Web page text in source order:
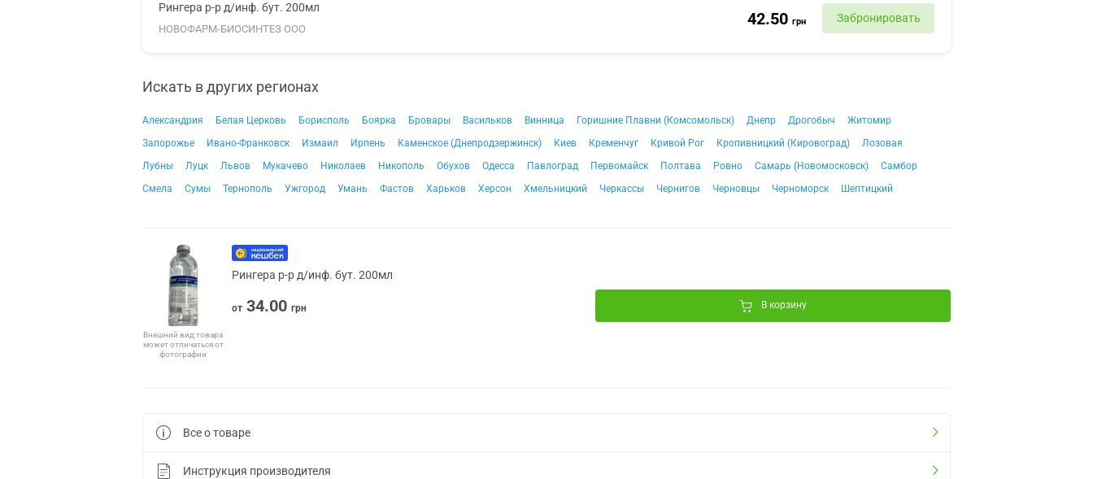
Рингера р-р д/инф. бут. 200мл
НОВОФАРМ-БИОСИНТЕЗ ООО
42.50 грн Забронировать
Искать в других регионах
Александрия Белая Церковь Борисполь Боярка Бровары Васильков Винница Горишние Плавни (Комсомольск) Днепр Дрогобыч
Житомир
Запорожье
Ивано-Франковск Измаил Ирпень Каменское (Днепродзержинск) Киев Кременчуг Кривой Рог Кропивницкий (Кировоград)
Лозовая
Лубны
Луцк Львов Мукачево Николаев Никополь Обухов Одесса Павлоград Первомайск Полтава Ровно Самарь (Новомосковск)
Самбор
Смела
Сумы Тернополь Ужгород Умань Фастов Харьков Херсон Хмельницкий Черкассы Чернигов Черновцы Черноморск Шептицкий
Внешний вид товара
может отличаться от
фотографии
Рингера р-р д/инф. бут. 200мл
от 34.00 грн В корзину
Все о товаре
Инструкция производителя